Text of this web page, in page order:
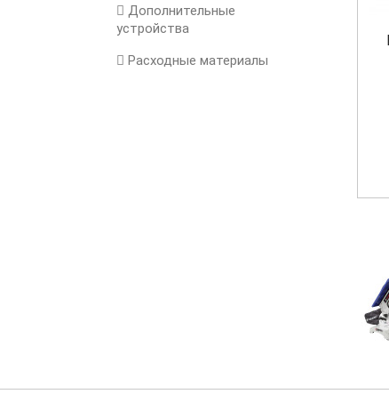
Дополнительные
устройства
Расходные материалы